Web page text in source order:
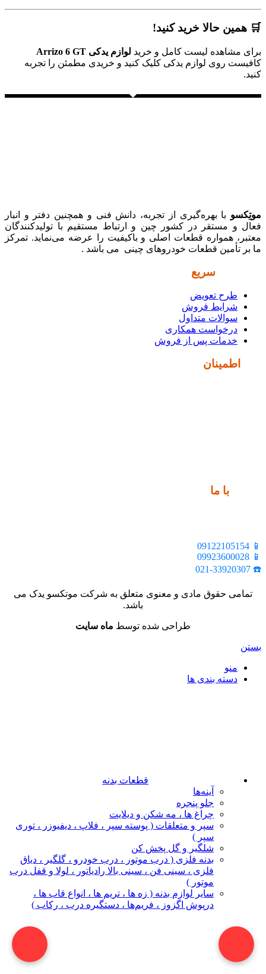
🛒 همین حالا خرید کنید!
برای مشاهده لیست کامل و خرید لوازم یدکی Arrizo 6 GT
کافیست روی لوازم یدکی کلیک کنید و خریدی مطمئن را تجربه
کنید.
موتِکسو با بهره‌گیری از تجربه، دانش فنی و همچنین دفتر و انبار
فعال و مستقر در کشور چین و ارتباط مستقیم با تولیدکنندگان
معتبر، همواره قطعات اصلی و باکیفیت را عرضه می‌نماید. تمرکز
ما بر تأمین قطعات خودروهای چینی می باشد .
سریع
طرح تعویض
شرایط فروش
سوالات متداول
درخواست همکاری
خدمات پس از فروش
اطمینان
با ما
📱 09122105154
📱 09923600028
☎️ 021-33920307
تمامی حقوق مادی و معنوی متعلق به شرکت موتکسو یدک می
باشد.
طراحی شده توسط ماه سایت
بستن
منو
دسته بندی ها
قطعات بدنه
آینه‌ها
جلو پنجره
چراغ‌ ها ، مه‌ شکن و دیلایت
سپر و متعلقات ( پوسته سپر ، فلاپ ، دیفیوزر ، توری
سپر )
شلگیر و گل‌ پخش‌ کن
بدنه فلزی ( درب موتور ، درب خودرو ، گلگیر ، دیاق
فلزی ، سینی فن ، سینی بالا رادیاتور ، لولا و قفل درب
موتور )
سایر لوازم بدنه ( زه ها ، تریم ها ، انواع قاب ها ،
درپوش اگزوز ، فریم‌ها ، دستگیره درب ، رکاب )